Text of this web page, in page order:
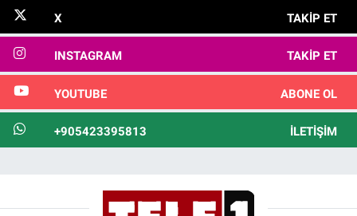
X TAKIP ET
INSTAGRAM TAKIP ET
YOUTUBE ABONE OL
+905423395813 İLETIŞIM